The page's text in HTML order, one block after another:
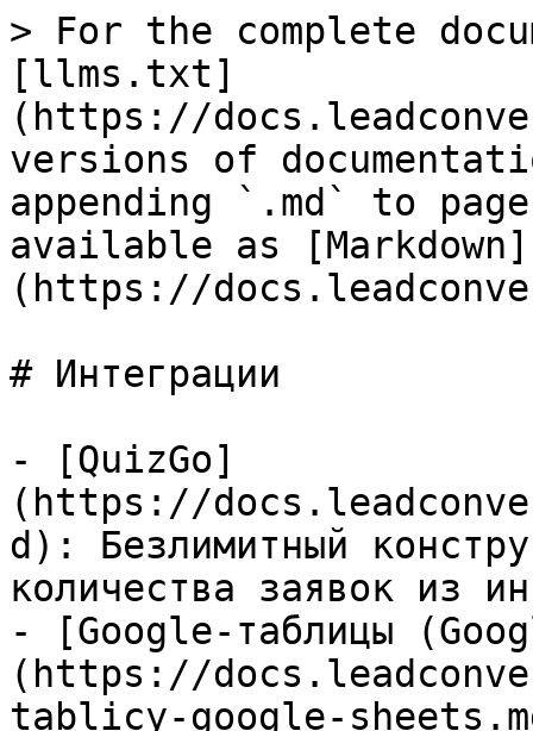
> For the complete
[llms.txt]
(https://
versions of
appending `.md` to
available as [Markdown]
(https://
# Интеграции
- [QuizGo]
(https://
d): Безлимитный
количества заявок из
- [Google-таблицы
(https://
tablicy-google-